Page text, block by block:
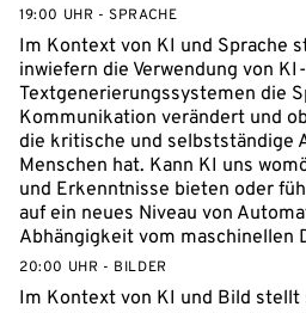
19:00 UHR - SPRACHE
Im Kontext von KI und Sprache
inwiefern die Verwendung von
Textgenerierungssystemen die
Kommunikation verändert und
die kritische und selbstständige
Menschen hat. Kann KI uns
und Erkenntnisse bieten oder
auf ein neues Niveau von
Abhängigkeit vom maschinellen
20:00 UHR - BILDER
Im Kontext von KI und Bild stellt